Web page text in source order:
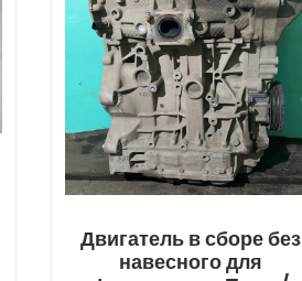
Двигатель в сборе без
навесного для